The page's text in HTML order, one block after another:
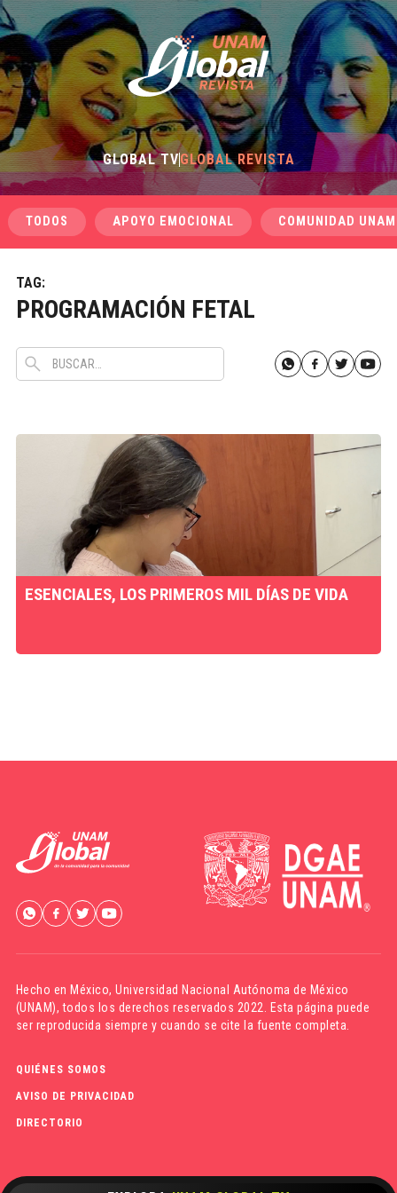
GLOBAL TVGLOBAL REVISTA
TODOS APOYO EMOCIONAL COMUNIDAD UNAM
TAG:
PROGRAMACIÓN FETAL
ESENCIALES, LOS PRIMEROS MIL DÍAS DE VIDA
Hecho en México,Universidad Nacional Autónoma de México
(UNAM), todos los derechos reservados 2022. Esta página puede
ser reproducida siempre y cuando se cite la fuente completa.
QUIÉNES SOMOS
AVISO DE PRIVACIDAD
DIRECTORIO